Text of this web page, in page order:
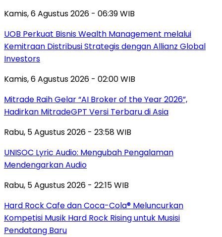
Kamis, 6 Agustus 2026 - 06:39 WIB
UOB Perkuat Bisnis Wealth Management melalui
Kemitraan Distribusi Strategis dengan Allianz Global
Investors
Kamis, 6 Agustus 2026 - 02:00 WIB
Mitrade Raih Gelar “AI Broker of the Year 2026”,
Hadirkan MitradeGPT Versi Terbaru di Asia
Rabu, 5 Agustus 2026 - 23:58 WIB
UNISOC Lyric Audio: Mengubah Pengalaman
Mendengarkan Audio
Rabu, 5 Agustus 2026 - 22:15 WIB
Hard Rock Cafe dan Coca-Cola® Meluncurkan
Kompetisi Musik Hard Rock Rising untuk Musisi
Pendatang Baru